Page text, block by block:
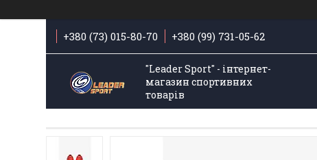
+380 (73) 015-80-70 +380 (99) 731-05-62
"Leader Sport" - інтернет-
магазин спортивних
товарів